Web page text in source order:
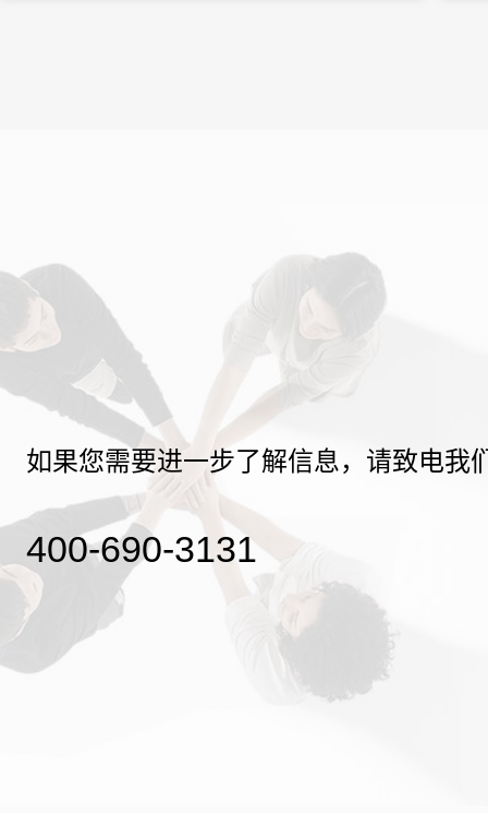
如果您需要进一步了解信息，请致电我
400-690-3131